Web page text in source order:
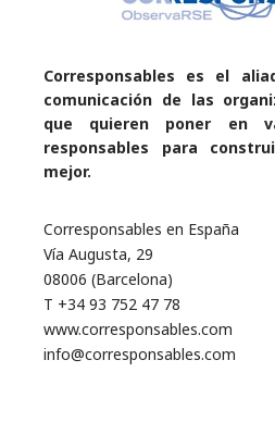
Corresponsables es el
comunicación de las
que quieren poner en
responsables para
mejor.
Corresponsables en España
Vía Augusta, 29
08006 (Barcelona)
T +34 93 752 47 78
www.corresponsables.com
info@corresponsables.com